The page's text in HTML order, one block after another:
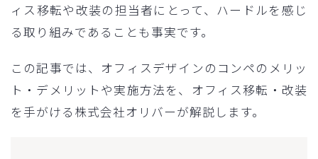
ィス移転や改装の担当者にとって、ハードルを感じ
る取り組みであることも事実です。
この記事では、オフィスデザインのコンペのメリッ
ト・デメリットや実施方法を、オフィス移転・改装
を手がける株式会社オリバーが解説します。